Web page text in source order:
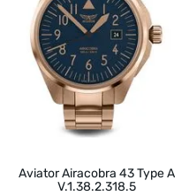
Aviator Airacobra 43 Type A
V.1.38.2.318.5